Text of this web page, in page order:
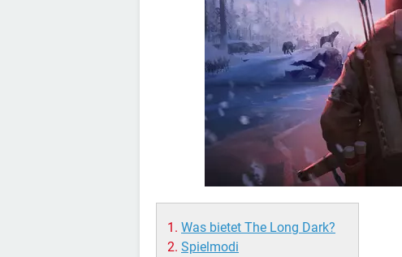
Was bietet The Long Dark?
Spielmodi